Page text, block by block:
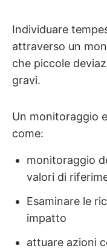
Individuare
attraverso un
che piccole
gravi.
Un monitoraggio
come:
monitoraggio
valori di
Esaminare le
impatto
attuare azioni